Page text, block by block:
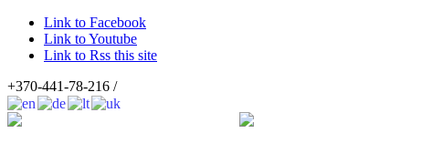
Link to Facebook
Link to Youtube
Link to Rss this site
+370-441-78-216 /